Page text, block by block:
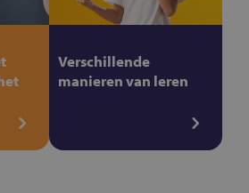
Verschillende
manieren van leren